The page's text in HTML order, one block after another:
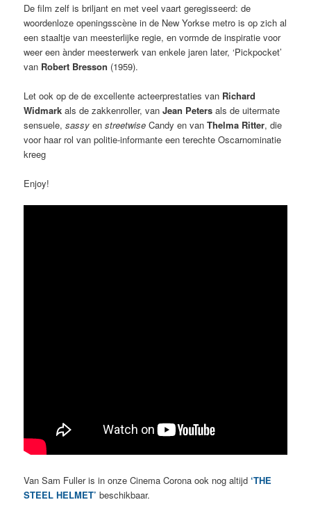
De film zelf is briljant en met veel vaart geregisseerd: de
woordenloze openingsscène in de New Yorkse metro is op zich al
een staaltje van meesterlijke regie, en vormde de inspiratie voor
weer een ànder meesterwerk van enkele jaren later, ‘Pickpocket’
van Robert Bresson (1959).
Let ook op de de excellente acteerprestaties van Richard
Widmark als de zakkenroller, vanJean Peters als de uitermate
sensuele,sassy enstreetwise Candy en vanThelma Ritter, die
voor haar rol van politie-informante een terechte Oscarnominatie
kreeg
Enjoy!
Van Sam Fuller is in onze Cinema Corona ook nog altijd‘THE
STEEL HELMET’ beschikbaar.